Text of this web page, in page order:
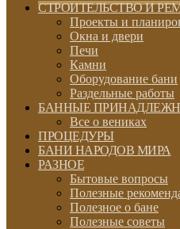
СТРОИТЕЛЬСТВО И
Проекты и
Окна и двери
Печи
Камни
Оборудование бани
Раздельные работы
БАННЫЕ
Все о вениках
ПРОЦЕДУРЫ
БАНИ НАРОДОВ МИРА
РАЗНОЕ
Бытовые вопросы
Полезные
Полезное о бане
Полезные советы